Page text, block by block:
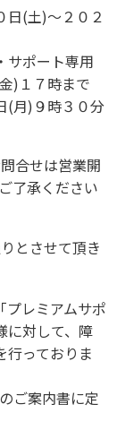
日(土)～２０２
サポート専用
)１７時まで
(月)９時３０分
合せは営業開
了承ください
とさせて頂き
プレミアムサポ
に対して、障
行っておりま
ご案内書に定